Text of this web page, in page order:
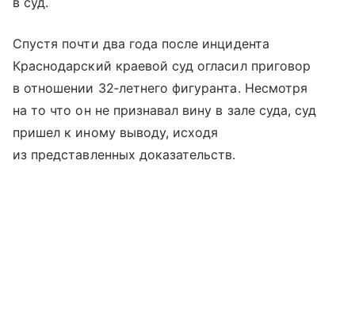
Спустя почти два года после инцидента
Краснодарский краевой суд огласил приговор
в отношении 32‑летнего фигуранта. Несмотря
на то что он не признавал вину в зале суда, суд
пришел к иному выводу, исходя
из представленных доказательств.